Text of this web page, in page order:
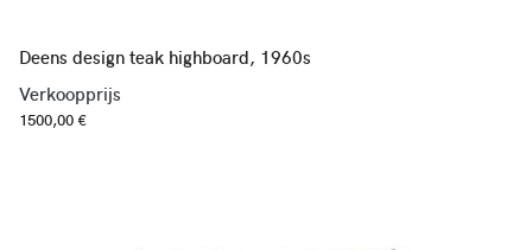
Deens design teak highboard, 1960s
Verkoopprijs
1500,00 €